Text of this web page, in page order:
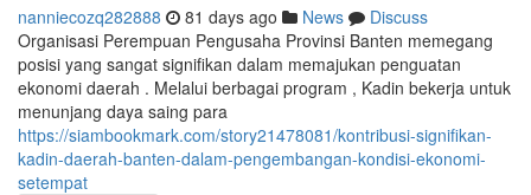
nanniecozq282888 81 days ago News
Discuss
Organisasi Perempuan Pengusaha Provinsi Banten memegang
posisi yang sangat signifikan dalam memajukan penguatan
ekonomi daerah . Melalui berbagai program , Kadin bekerja untuk
menunjang daya saing para
https://siambookmark.com/story21478081/kontribusi-signifikan-
kadin-daerah-banten-dalam-pengembangan-kondisi-ekonomi-
setempat